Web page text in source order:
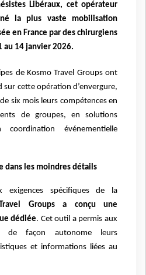
Libéraux, cet opérateur
la plus vaste mobilisation
en France par des chirurgiens
au 14 janvier 2026.
de Kosmo Travel Groups ont
sur cette opération d’envergure,
six mois leurs compétences en
de groupes, en solutions
événementielle
dans les moindres détails
spécifiques de la
Groups a conçu une
dédiée. Cet outil a permis aux
de façon autonome leurs
et informations liées au